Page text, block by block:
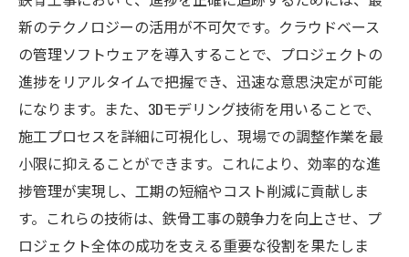
新のテクノロジーの活用が不可欠です。クラウドベース
の管理ソフトウェアを導入することで、プロジェクトの
進捗をリアルタイムで把握でき、迅速な意思決定が可能
になります。また、3Dモデリング技術を用いることで、
施工プロセスを詳細に可視化し、現場での調整作業を最
小限に抑えることができます。これにより、効率的な進
捗管理が実現し、工期の短縮やコスト削減に貢献しま
す。これらの技術は、鉄骨工事の競争力を向上させ、プ
ロジェクト全体の成功を支える重要な役割を果たしま